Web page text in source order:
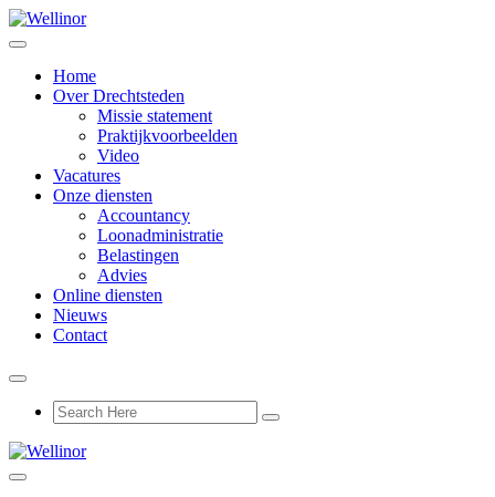
Home
Over Drechtsteden
Missie statement
Praktijkvoorbeelden
Video
Vacatures
Onze diensten
Accountancy
Loonadministratie
Belastingen
Advies
Online diensten
Nieuws
Contact